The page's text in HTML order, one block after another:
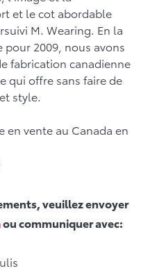
et le cot abordable
M. Wearing. En la
2009, nous avons
fabrication canadienne
qui offre sans faire de
style.
en vente au Canada en
veuillez envoyer
ou communiquer avec: